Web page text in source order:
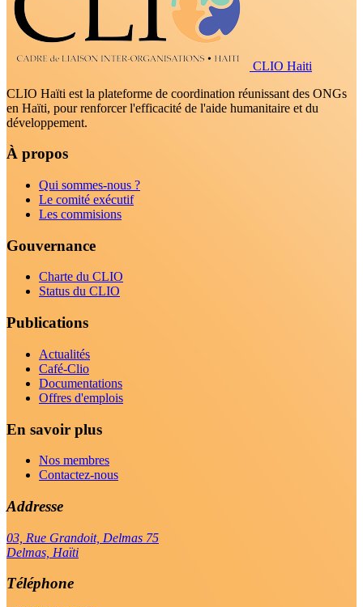
CLIO Haiti
CLIO Haïti est la plateforme de coordination réunissant des ONGs
en Haïti, pour renforcer l'efficacité de l'aide humanitaire et du
développement.
À propos
Qui sommes-nous ?
Le comité exécutif
Les commisions
Gouvernance
Charte du CLIO
Status du CLIO
Publications
Actualités
Café-Clio
Documentations
Offres d'emplois
En savoir plus
Nos membres
Contactez-nous
Addresse
03, Rue Grandoit, Delmas 75
Delmas, Haïti
Téléphone